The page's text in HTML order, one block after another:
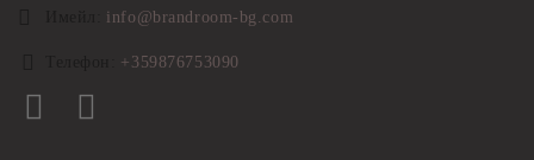
info@brandroom-bg.com
+359876753090